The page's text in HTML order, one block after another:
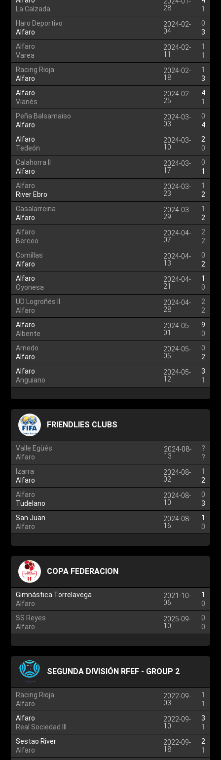
La Calzada
28
1
Haro Deportivo
Alfaro
2024-02-
04
0
3
Alfaro
Varea
2024-02-
11
1
1
Racing Rioja
Alfaro
2024-02-
18
1
3
Alfaro
Vianés
2024-02-
25
4
1
Peña Balsamaiso
Alfaro
2024-03-
03
0
4
Alfaro
Tedeón
2024-03-
10
2
0
Calahorra II
Alfaro
2024-03-
17
0
1
Alfaro
River Ebro
2024-03-
23
1
2
Casalarreina
Alfaro
2024-03-
29
1
2
Alfaro
Berceo
2024-04-
07
2
2
Comillas
Alfaro
2024-04-
13
0
2
Alfaro
Oyonesa
2024-04-
21
1
0
UD Logroñés II
Alfaro
2024-04-
28
2
2
Alfaro
Alberite
2024-05-
01
9
0
Arnedo
Alfaro
2024-05-
05
0
2
Alfaro
Anguiano
2024-05-
12
3
1
FRIENDLIES CLUBS
Valle Egüés
Alfaro
2024-08-
13
?
?
Izarra
Alfaro
2024-08-
02
1
2
Alfaro
Tudelano
2024-08-
10
0
3
San Juan
Alfaro
2024-08-
16
1
0
COPA FEDERACION
Gimnástica Torrelavega
Alfaro
2021-10-
06
1
0
SS Reyes
Alfaro
2025-09-
10
0
0
SEGUNDA DIVISIÓN RFEF - GROUP 2
Racing Rioja
Alfaro
2022-09-
03
1
1
Alfaro
Real Sociedad III
2022-09-
10
3
1
Sestao River
Alfaro
2022-09-
18
2
1